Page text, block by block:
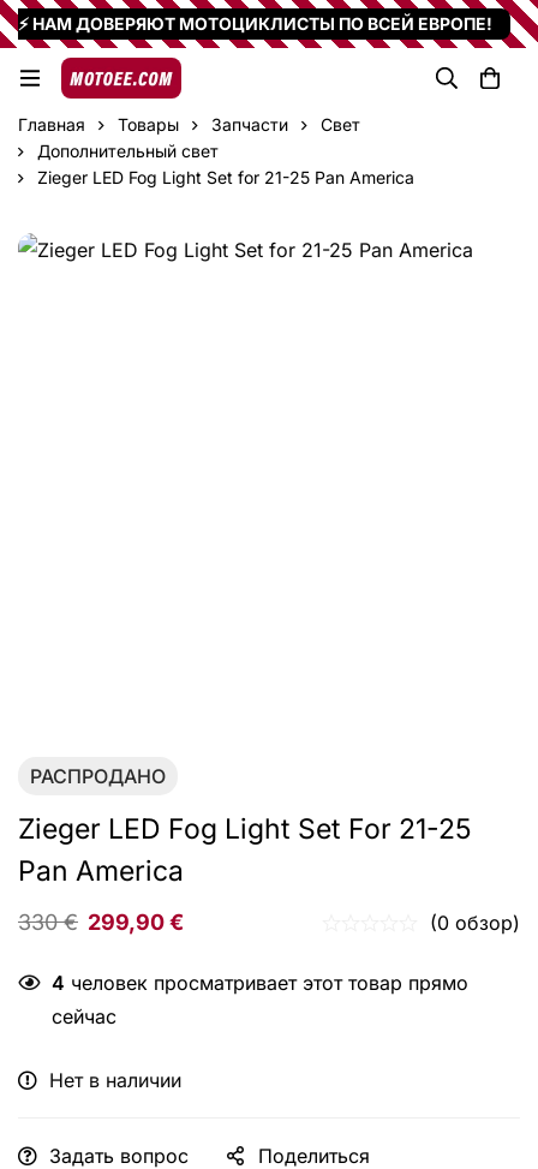
⚡ НАМ ДОВЕРЯЮТ МОТОЦИКЛИСТЫ ПО ВСЕЙ ЕВРОПЕ!
Главная Товары Запчасти
Свет
Дополнительный свет
Zieger LED Fog Light Set for 21-25 Pan America
РАСПРОДАНО
Zieger LED Fog Light Set For 21-25
Pan America
330€ 299,90€ (0 обзор)
4 человек просматривает этот товар прямо
сейчас
Нет в наличии
Задать вопрос Поделиться